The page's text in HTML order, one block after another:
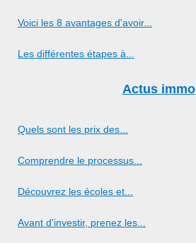
Voici les 8 avantages d'avoir...
Les différentes étapes à...
Actus immo
Quels sont les prix des...
Comprendre le processus...
Découvrez les écoles et...
Avant d'investir, prenez les...